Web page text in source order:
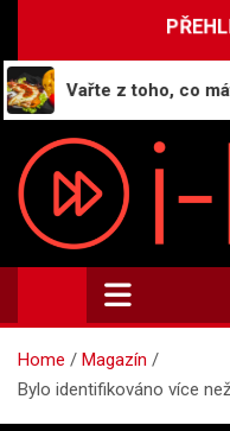
content
Vařte z toho, co máte
i-MAG.CZ
Informační magazín |
Home
Magazín
Bylo identifikováno více